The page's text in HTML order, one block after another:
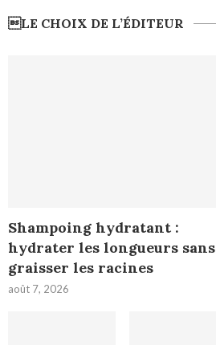
LE CHOIX DE L’ÉDITEUR
Shampoing hydratant :
hydrater les longueurs sans
graisser les racines
août 7, 2026